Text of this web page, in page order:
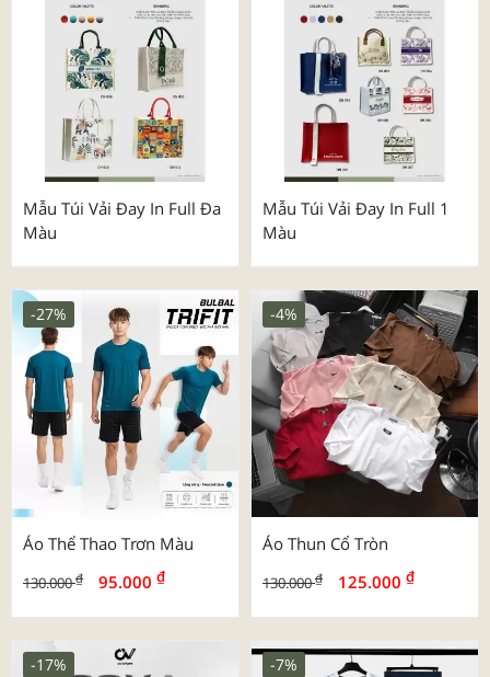
Mẫu Túi Vải Đay In Full Đa
Màu
Mẫu Túi Vải Đay In Full 1
Màu
Áo Thể Thao Trơn Màu
130.000₫ 95.000 ₫
-27%
Áo Thun Cổ Tròn
130.000₫ 125.000 ₫
-4%
-17% -7%